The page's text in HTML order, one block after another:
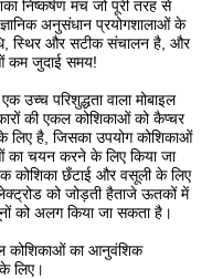
निष्कर्षण मंच जो पूरी तरह से
अनुसंधान प्रयोगशालाओं के
स्थिर और सटीक संचालन है, और
कम जुदाई समय!
परिशुद्धता वाला मोबाइल
की एकल कोशिकाओं को कैप्चर
है, जिसका उपयोग कोशिकाओं
का चयन करने के लिए किया जा
कोशिका छँटाई और वसूली के लिए
को जोड़ती हैताजे ऊतकों में
को अलग किया जा सकता है।
कोशिकाओं का आनुवंशिक
लिए।